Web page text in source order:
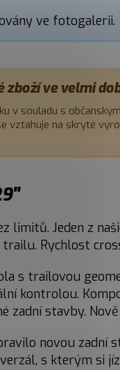
ve fotogalerii.
zboží ve velmi
v souladu s
vztahuje na skryté
limitů. Jeden z
Rychlost
s trailovou
kontrolou.
zadní stavby.
novou
s kterým si